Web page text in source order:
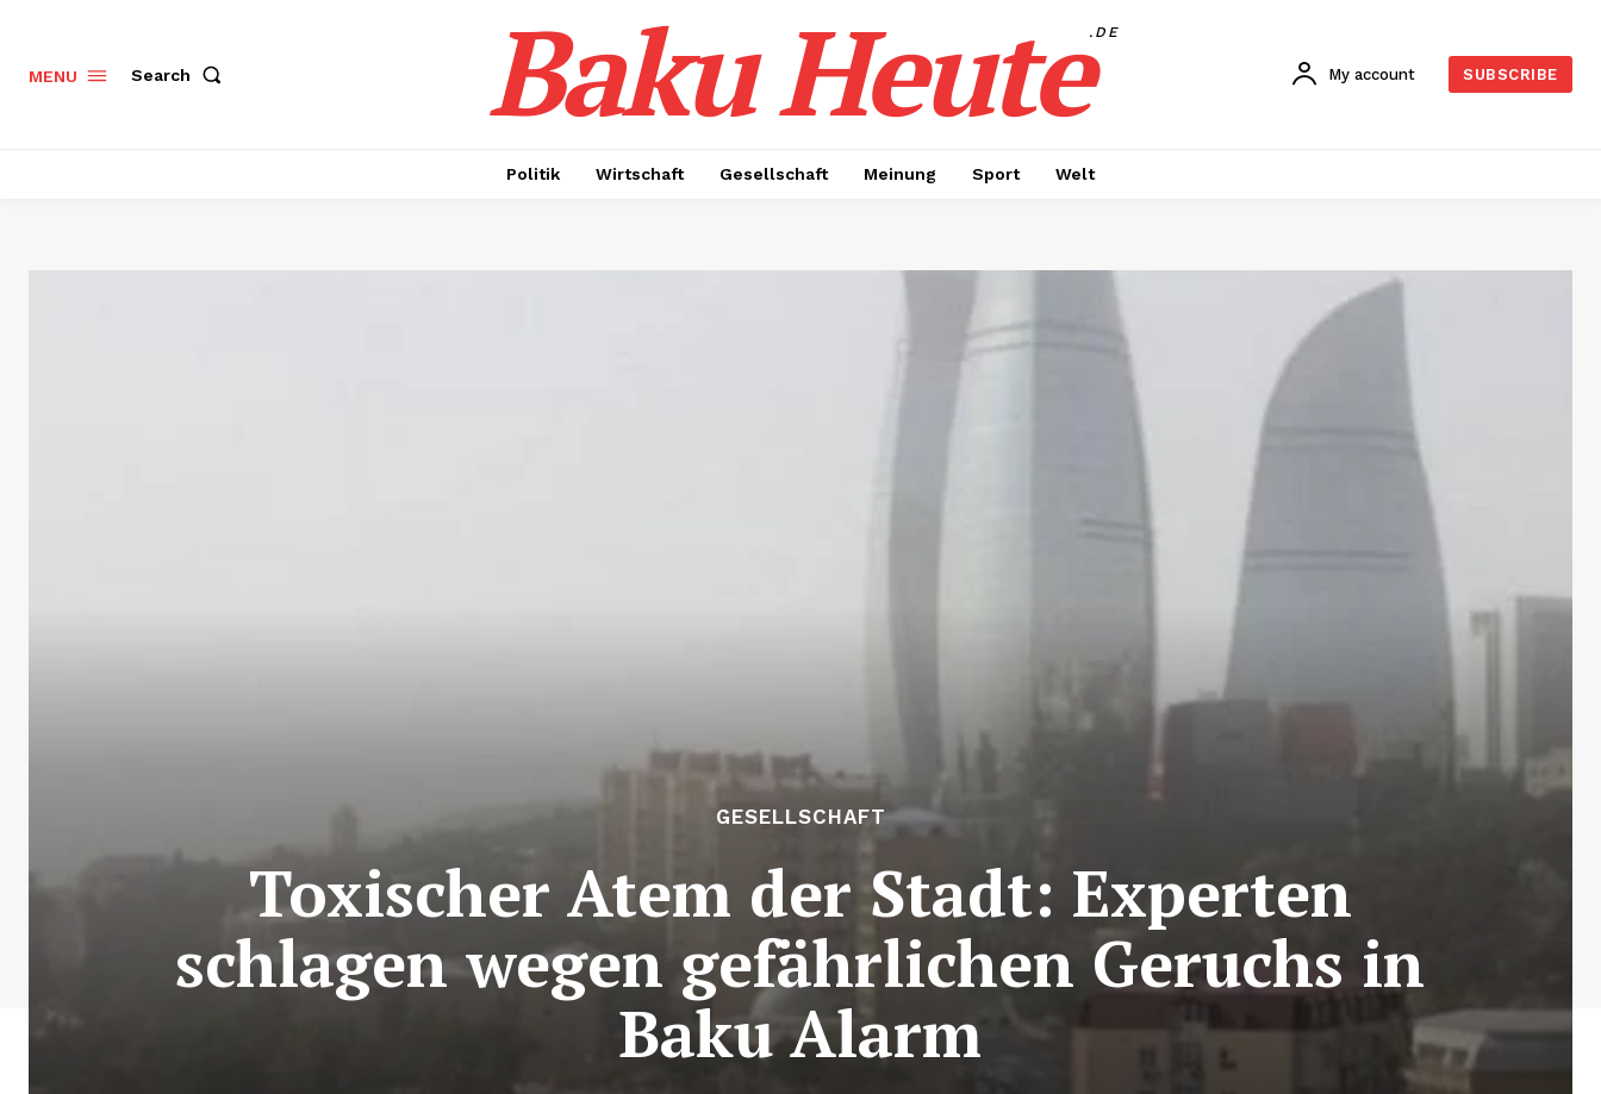
MENU Search Baku Heute.DE
My account SUBSCRIBE
Politik Wirtschaft Gesellschaft Meinung Sport Welt
GESELLSCHAFT
Toxischer Atem der Stadt: Experten
schlagen wegen gefährlichen Geruchs in
Baku Alarm